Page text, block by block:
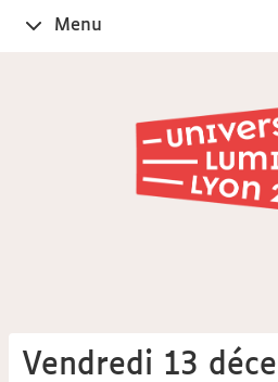
OuvrirMenu
Vendredi 13